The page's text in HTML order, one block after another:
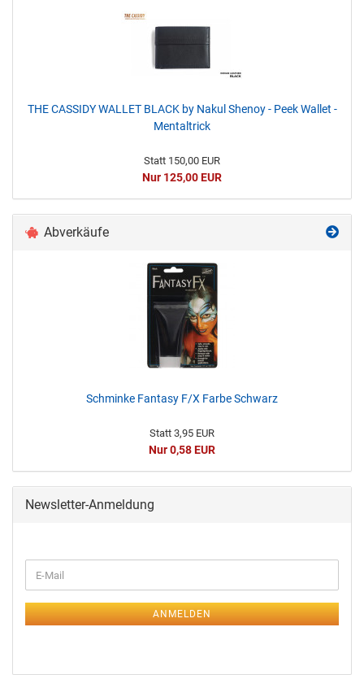
THE CASSIDY WALLET BLACK by Nakul Shenoy - Peek Wallet -
Mentaltrick
Statt 150,00 EUR
Nur 125,00 EUR
Abverkäufe
Schminke Fantasy F/X Farbe Schwarz
Statt 3,95 EUR
Nur 0,58 EUR
Newsletter-Anmeldung
ANMELDEN